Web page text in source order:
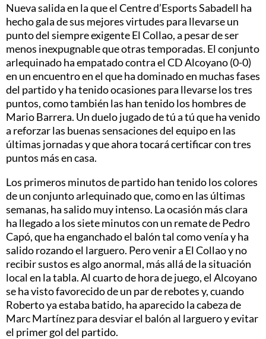
Nueva salida en la que el Centre d’Esports Sabadell ha
hecho gala de sus mejores virtudes para llevarse un
punto del siempre exigente El Collao, a pesar de ser
menos inexpugnable que otras temporadas. El conjunto
arlequinado ha empatado contra el CD Alcoyano (0-0)
en un encuentro en el que ha dominado en muchas fases
del partido y ha tenido ocasiones para llevarse los tres
puntos, como también las han tenido los hombres de
Mario Barrera. Un duelo jugado de tú a tú que ha venido
a reforzar las buenas sensaciones del equipo en las
últimas jornadas y que ahora tocará certificar con tres
puntos más en casa.
Los primeros minutos de partido han tenido los colores
de un conjunto arlequinado que, como en las últimas
semanas, ha salido muy intenso. La ocasión más clara
ha llegado a los siete minutos con un remate de Pedro
Capó, que ha enganchado el balón tal como venía y ha
salido rozando el larguero. Pero venir a El Collao y no
recibir sustos es algo anormal, más allá de la situación
local en la tabla. Al cuarto de hora de juego, el Alcoyano
se ha visto favorecido de un par de rebotes y, cuando
Roberto ya estaba batido, ha aparecido la cabeza de
Marc Martínez para desviar el balón al larguero y evitar
el primer gol del partido.